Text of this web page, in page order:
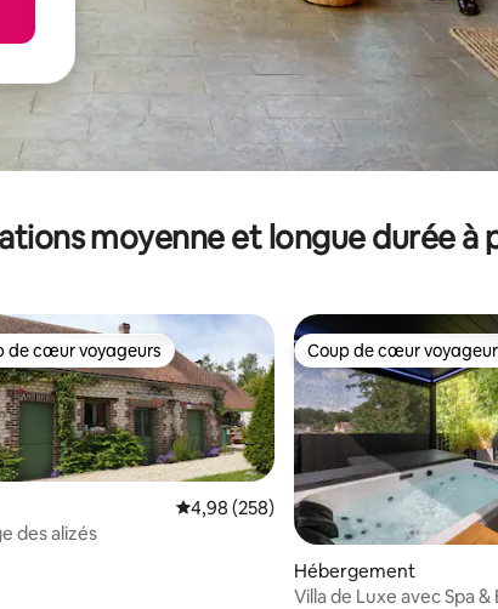
moyenne et longue durée à
cœur voyageurs les plus appréciés
de cœur voyageurs
Évaluation moyenne sur la base de
4,98 (258)
des alizés
Coup de cœur
Coup de cœur
Hébergement
Villa de Luxe avec Spa &